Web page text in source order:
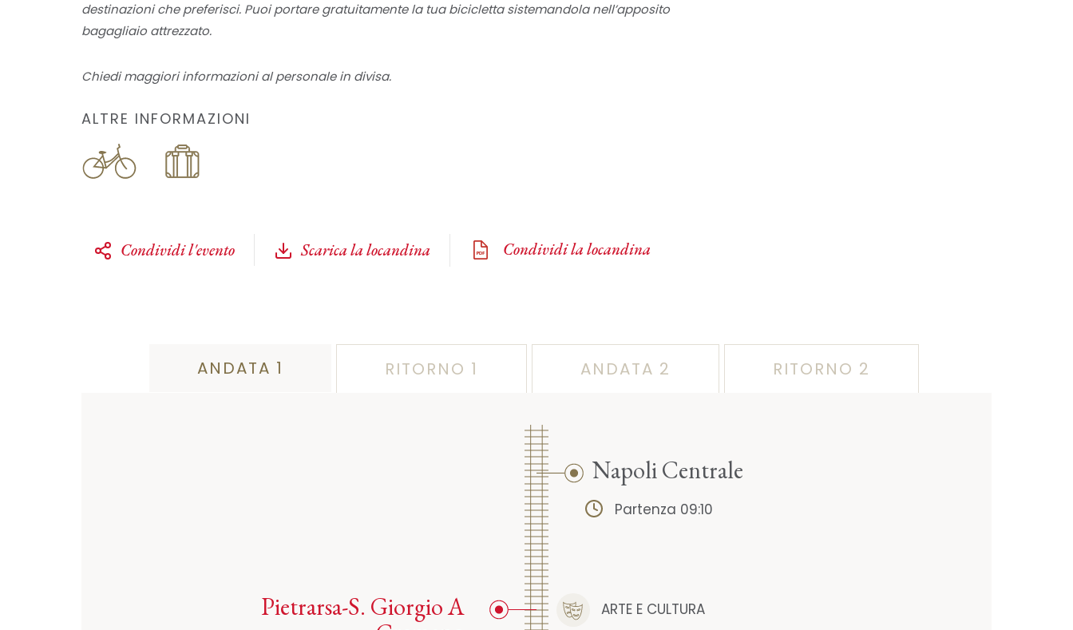
destinazioni che preferisci. Puoi portare gratuitamente la tua bicicletta sistemandola nell’apposito
bagagliaio attrezzato.
Chiedi maggiori informazioni al personale in divisa.
ALTRE INFORMAZIONI
Condividi l'evento Scarica la locandina Condividi la locandina
ANDATA 1 RITORNO 1 ANDATA 2 RITORNO 2
Napoli Centrale
Partenza 09:10
ARTE E CULTURA
Pietrarsa-S. Giorgio A